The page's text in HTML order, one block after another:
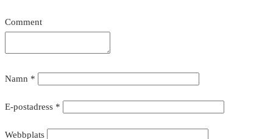
Comment
Namn *
E-postadress *
Webbplats